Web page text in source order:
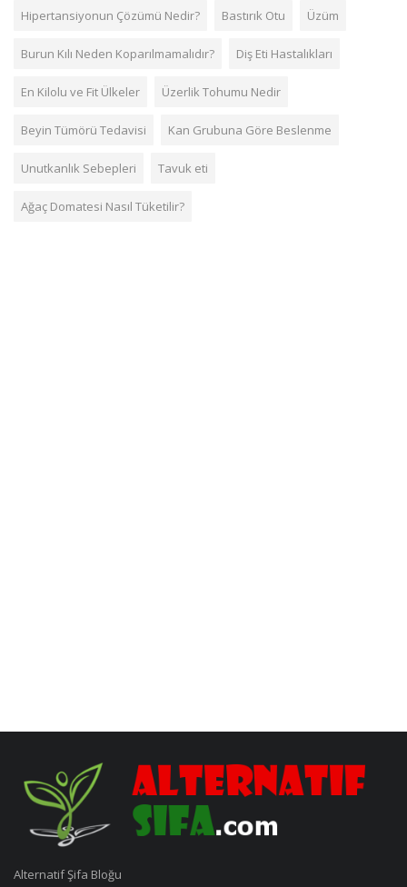
Hipertansiyonun Çözümü Nedir? Bastırık Otu Üzüm
Burun Kılı Neden Koparılmamalıdır? Diş Eti Hastalıkları
En Kilolu ve Fit Ülkeler Üzerlik Tohumu Nedir
Beyin Tümörü Tedavisi Kan Grubuna Göre Beslenme
Unutkanlık Sebepleri Tavuk eti
Ağaç Domatesi Nasıl Tüketilir?
Alternatif Şifa Bloğu